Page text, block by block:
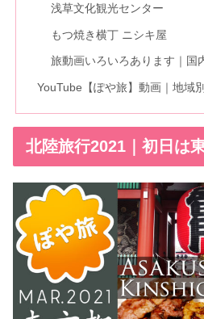
浅草文化観光センター
もつ焼き横丁 ニシキ屋
旅動画いろいろあります｜国
YouTube【ぽや旅】動画｜地域
北陸旅行2021｜初日は